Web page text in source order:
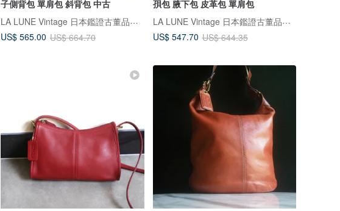
子側背包 單肩包 斜背包 中古
LA LUNE Vintage 日本鑑證古董品選物店
US$ 565.00 US$ 664.70
孭包 腋下包 皮革包 單肩包
LA LUNE Vintage 日本鑑證古董品選物店
US$ 547.70 US$ 644.35